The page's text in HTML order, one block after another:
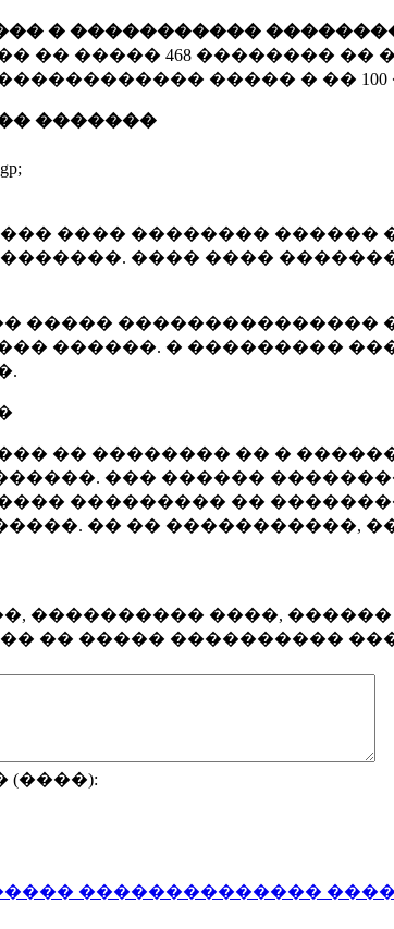
� �����������
�� ����� 468 �������� ��
����� � ��
�������
���� �������� ������
���� ����
����� ���������������
������. � ���������
�� �������� �� �
��� ������
��������� ��
�� �� �����������,
���������� ����,
�� ����� ����������
��������������